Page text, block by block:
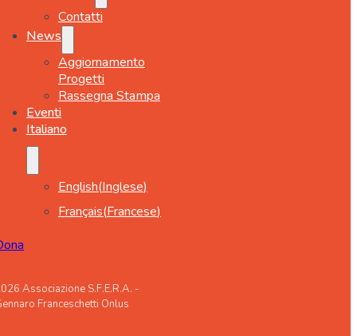
Contatti
News
Aggiornamento
Progetti
Rassegna Stampa
Eventi
Italiano
English(Inglese)
Français(Francese)
Associazione S.F.E.R.A. -
Franceschetti Onlus